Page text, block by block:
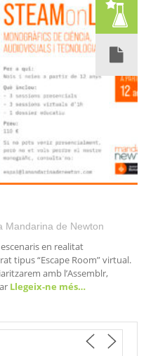
Mandarina de Newton
en realitat
tipus “Escape Room” virtual.
amb l’Assemblr,
Llegeix-ne més…